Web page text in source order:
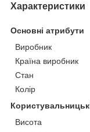
Характеристики
Основні атрибути
Виробник
Країна виробник
Стан
Колір
Висота